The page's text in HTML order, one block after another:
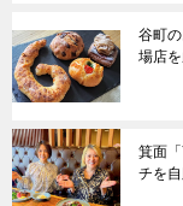
谷町
場店を
箕面
チを自